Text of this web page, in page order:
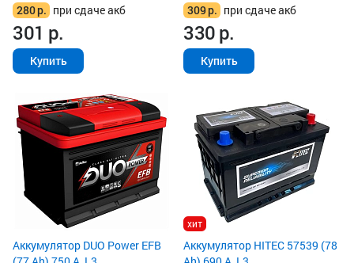
280р. при сдаче акб
301 р.
Купить
309р. при сдаче акб
330р.
Купить
Аккумулятор DUO Power EFB
хит
Аккумулятор HITEC 57539 (78